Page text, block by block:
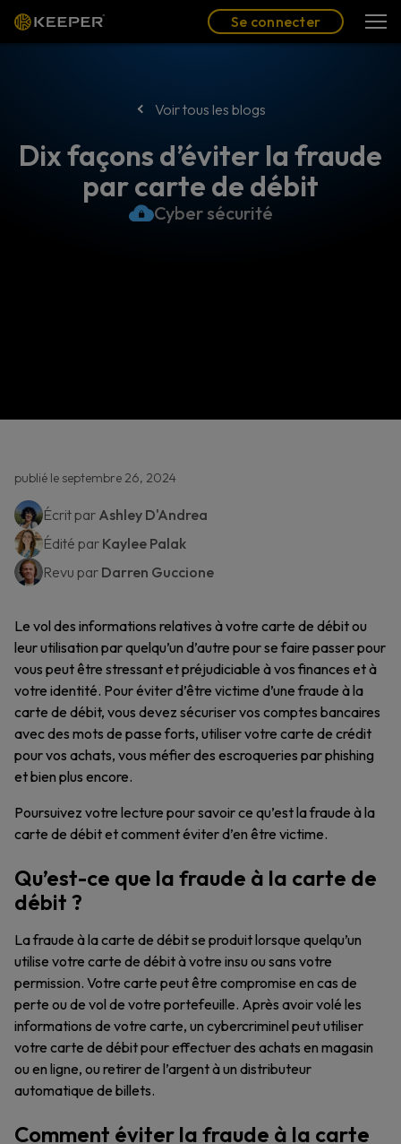
(FR)
Se connecter
Voir tous les blogs
Dix façons d’éviter la fraude
par carte de débit
Cyber sécurité
publié le septembre 26, 2024
Écrit par Ashley D'Andrea
Édité par Kaylee Palak
Revu par Darren Guccione
Le vol des informations relatives à votre carte de débit ou
leur utilisation par quelqu’un d’autre pour se faire passer pour
vous peut être stressant et préjudiciable à vos finances et à
votre identité. Pour éviter d’être victime d’une fraude à la
carte de débit, vous devez sécuriser vos comptes bancaires
avec des mots de passe forts, utiliser votre carte de crédit
pour vos achats, vous méfier des escroqueries par phishing
et bien plus encore.
Poursuivez votre lecture pour savoir ce qu’est la fraude à la
carte de débit et comment éviter d’en être victime.
Qu’est-ce que la fraude à la carte de
débit ?
La fraude à la carte de débit se produit lorsque quelqu’un
utilise votre carte de débit à votre insu ou sans votre
permission. Votre carte peut être compromise en cas de
perte ou de vol de votre portefeuille. Après avoir volé les
informations de votre carte, un cybercriminel peut utiliser
votre carte de débit pour effectuer des achats en magasin
ou en ligne, ou retirer de l’argent à un distributeur
automatique de billets.
Comment éviter la fraude à la carte